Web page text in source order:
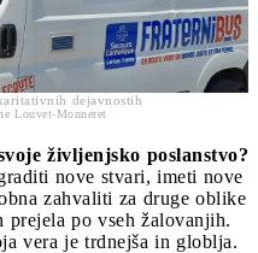
dejavnostih
Louvet-Monneret
življenjsko poslanstvo?
nove stvari, imeti nove
zahvaliti za druge oblike
po vseh žalovanjih.
vera je trdnejša in globlja.